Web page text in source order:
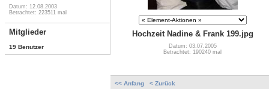
Datum: 12.08.2003
Betrachtet: 223511 mal
Mitglieder
19 Benutzer
Hochzeit Nadine & Frank 199.jpg
Datum: 03.07.2005
Betrachtet: 190240 mal
<< Anfang < Zurück